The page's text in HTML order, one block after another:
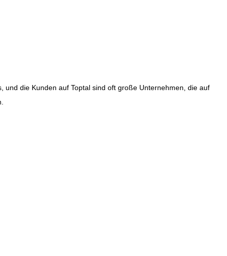
und die Kunden auf Toptal sind oft große Unternehmen, die auf